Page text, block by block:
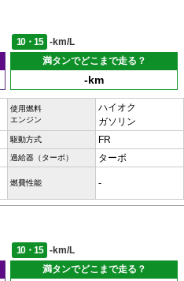
10・15
-km/L
満タンでどこまで走る？
-km
使用燃料
エンジン
ハイオク
ガソリン
駆動方式 FR
過給器（ターボ） ターボ
燃費性能 -
10・15
-km/L
満タンでどこまで走る？